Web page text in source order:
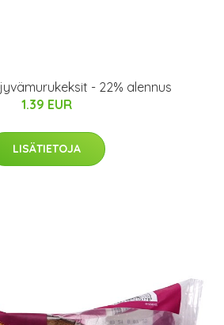
- 22% alennus
1.39 EUR
LISÄTIETOJA